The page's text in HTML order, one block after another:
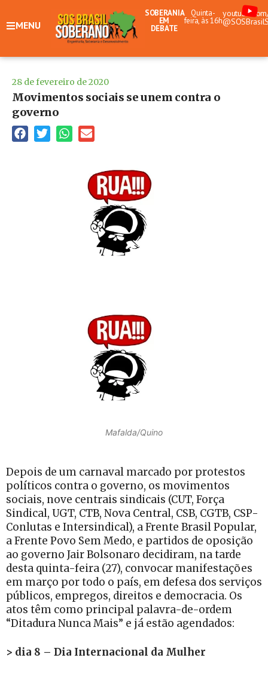
MENU
SOBERANIA
EM
DEBATE
Quinta-
feira, às 16h
28 de fevereiro de 2020
Movimentos sociais se unem contra o
governo
Mafalda/Quino
Depois de um carnaval marcado por protestos
políticos contra o governo, os movimentos
sociais, nove centrais sindicais (CUT, Força
Sindical, UGT, CTB, Nova Central, CSB, CGTB, CSP-
Conlutas e Intersindical), a Frente Brasil Popular,
a Frente Povo Sem Medo, e partidos de oposição
ao governo Jair Bolsonaro decidiram, na tarde
desta quinta-feira (27), convocar manifestações
em março por todo o país, em defesa dos serviços
públicos, empregos, direitos e democracia. Os
atos têm como principal palavra-de-ordem
“Ditadura Nunca Mais” e já estão agendados:
> dia 8 – Dia Internacional da Mulher